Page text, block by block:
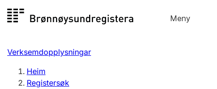
til
Meny
Registersøk
Aksjeselskap
Verksemdopplysningar
Heim
Registersøk